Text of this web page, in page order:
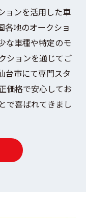
ョンを活用した車
各地のオークショ
な車種や特定のモ
ションを通じてご
台市にて専門スタ
価格で安心してお
で喜ばれてきまし